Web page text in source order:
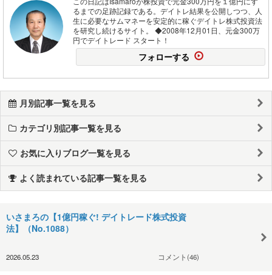
るまでの足跡記録である。デイトレ結果を公開しつつ、人
生に必要なサムマネーを安定的に稼ぐデイトレ株式投資法
を研究し続けるサイト。 ◆2008年12月01日、元金300万
円でデイトレード スタート！
フォローする
月別記事一覧を見る
カテゴリ別記事一覧を見る
お気に入りブログ一覧を見る
よく読まれている記事一覧を見る
いさまろの【1億円稼ぐ! デイトレード株式投資
法】（No.1088）
2026.05.23 コメント(46)